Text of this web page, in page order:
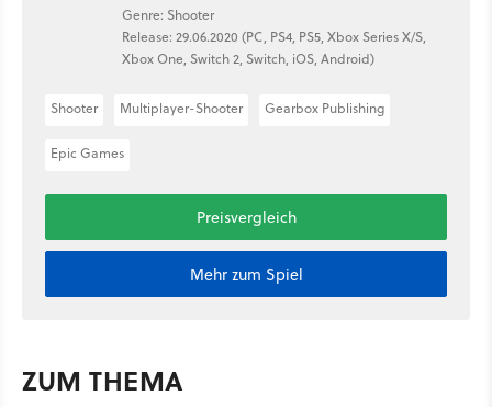
Genre: Shooter
Release: 29.06.2020 (PC, PS4, PS5, Xbox Series X/S,
Xbox One, Switch 2, Switch, iOS, Android)
Shooter Multiplayer-Shooter Gearbox Publishing
Epic Games
Preisvergleich
Mehr zum Spiel
ZUM THEMA